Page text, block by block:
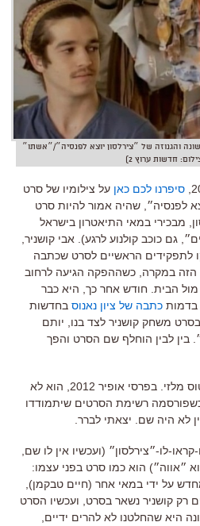
והגנוזה של ״צירלסון יוצא לפנסיה״/״אשתו״
סיפרנו לכם כאן על צילומיו של סרט
לפנסיה״, שהיה אמור להיות סרט
מבכירי במאי התיאטרון בישראל
גם כוכב קולנוע לרגע). אבי קושניר,
לתפקידים הראשיים לסרט שכתבה
הזה במקרה, כשההפקה הגיעה לרחוב
הבית. חודש אחר כך, היא כבר
בדמות כתבה של ציון נאנוס בחדשות
שבסרט משחק קושניר לצד בנו, יותם
בין לבין הוחלף שם הסרט והפך
ומאז, הסרט הזה נעלם כמו מטוס מלזי. בפרסי אופיר 2012, הוא לא
אופיר 2013 גם. וכשפורסמה רשימת הסרטים שיתמודדו
לא היה שם. יצאתי לברר.
לו-״צירלסון״ (ועכשיו אין לו שם,
״אווה״) הוא כמו סרט בפני עצמו:
על ידי במאי אחר (חיים טבקמן),
רק קושניר נשאר בסרט, ועכשיו הסרט
היא שהחלטנו לא להרים ידיים,